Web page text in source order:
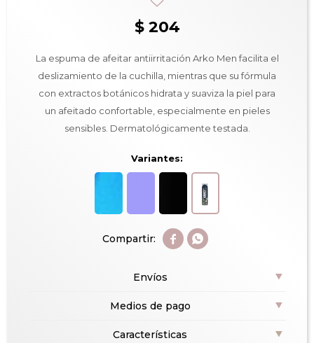
$ 204
La espuma de afeitar antiirritación Arko Men facilita el
deslizamiento de la cuchilla, mientras que su fórmula
con extractos botánicos hidrata y suaviza la piel para
un afeitado confortable, especialmente en pieles
sensibles. Dermatológicamente testada.
Variantes:
 
Envíos
Medios de pago
Características